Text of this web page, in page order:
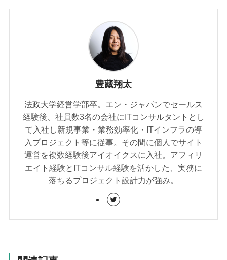
豊藏翔太
法政大学経営学部卒。エン・ジャパンでセールス
経験後、社員数3名の会社にITコンサルタントとし
て入社し新規事業・業務効率化・ITインフラの導
入プロジェクト等に従事。その間に個人でサイト
運営を複数経験後アイオイクスに入社。アフィリ
エイト経験とITコンサル経験を活かした、実務に
落ちるプロジェクト設計力が強み。